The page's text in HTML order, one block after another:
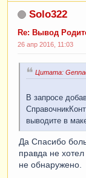
Solo322
Re: Вывод
26 апр 2016, 11:03
Цитата:
В запросе
выводите в
Да Спасибо
правда не
не обнаружено.